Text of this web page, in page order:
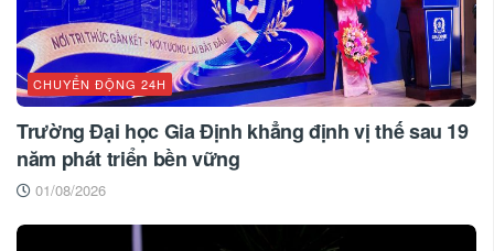
CHUYỂN ĐỘNG 24H
Trường Đại học Gia Định khẳng định vị thế sau 19
năm phát triển bền vững
01/08/2026